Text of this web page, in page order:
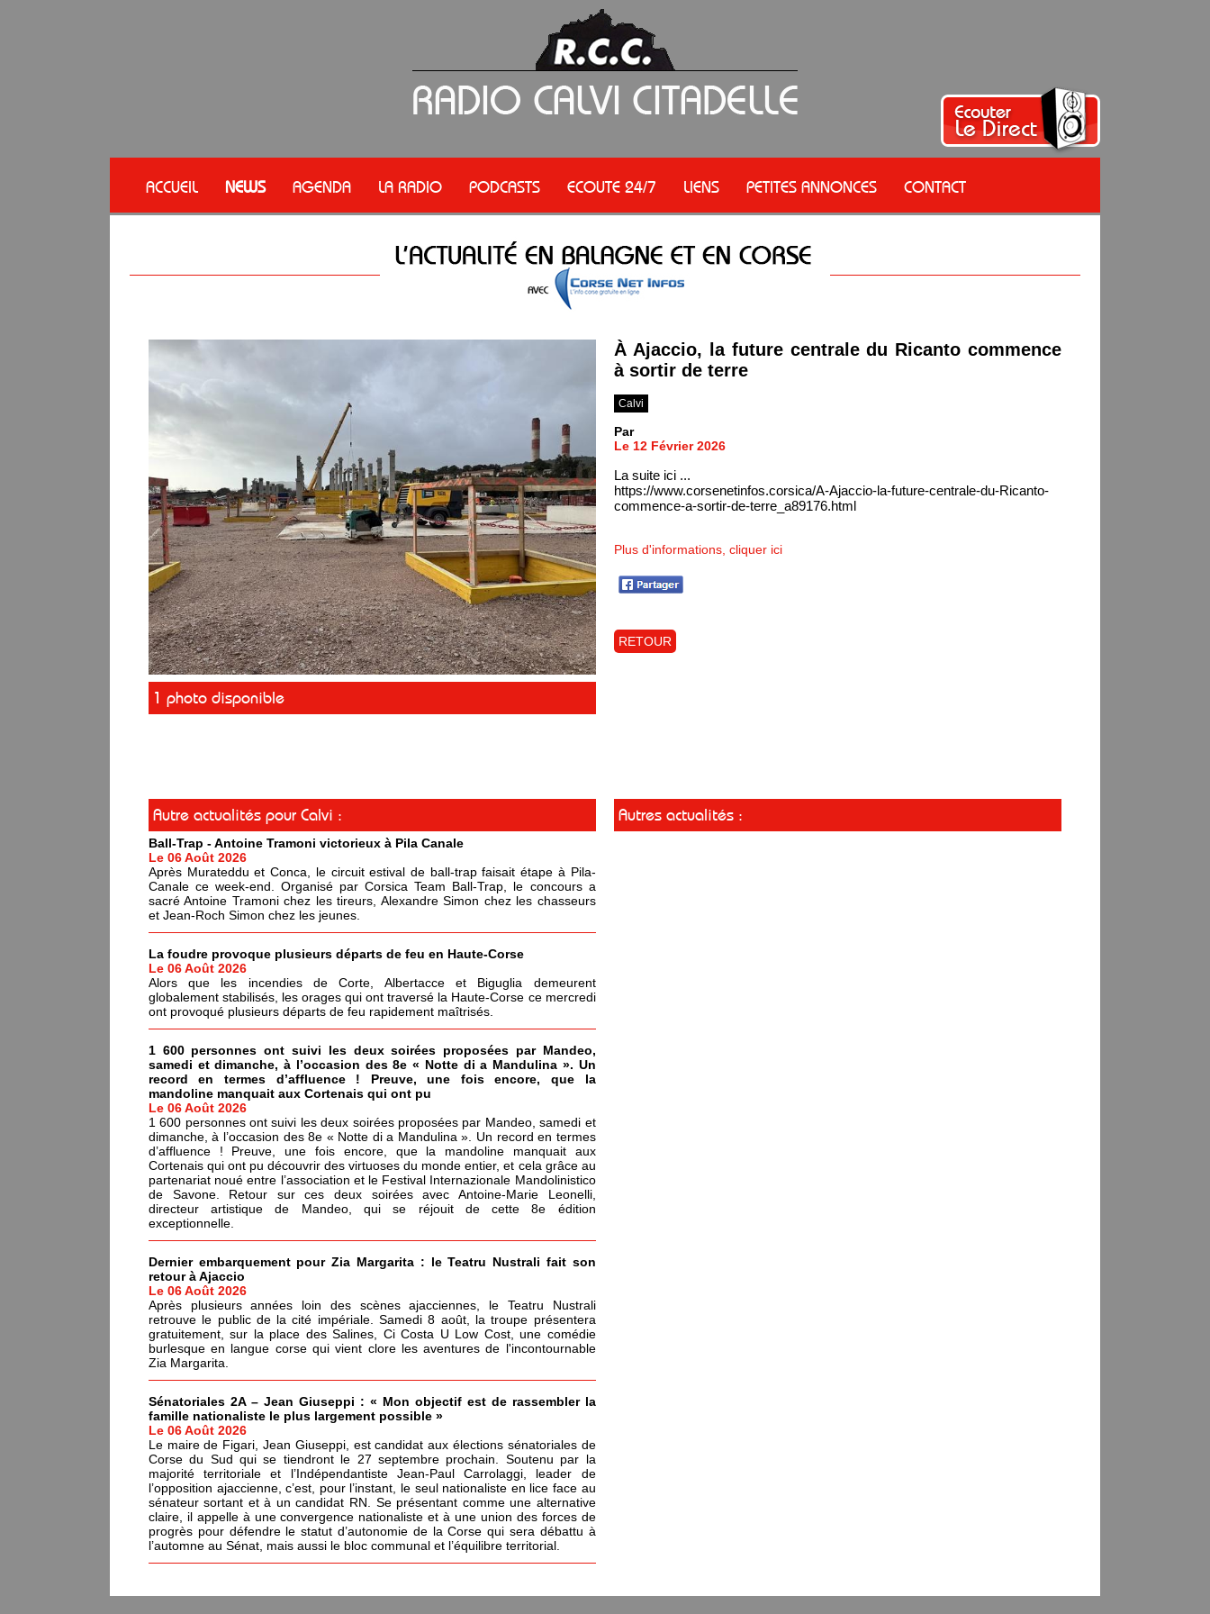
ACCUEIL NEWS AGENDA LA RADIO PODCASTS ECOUTE 24/7 LIENS PETITES ANNONCES CONTACT
1 photo disponible
À Ajaccio, la future centrale du Ricanto commence
à sortir de terre
Calvi
Par
Le 12 Février 2026
La suite ici ...
https://www.corsenetinfos.corsica/A-Ajaccio-la-future-centrale-du-Ricanto-
commence-a-sortir-de-terre_a89176.html
Plus d'informations, cliquer ici
RETOUR
Autre actualités pour Calvi :
Ball-Trap - Antoine Tramoni victorieux à Pila Canale
Le 06 Août 2026
Après Murateddu et Conca, le circuit estival de ball-trap faisait étape à Pila-
Canale ce week-end. Organisé par Corsica Team Ball-Trap, le concours a
sacré Antoine Tramoni chez les tireurs, Alexandre Simon chez les chasseurs
et Jean-Roch Simon chez les jeunes.
La foudre provoque plusieurs départs de feu en Haute-Corse
Le 06 Août 2026
Alors que les incendies de Corte, Albertacce et Biguglia demeurent
globalement stabilisés, les orages qui ont traversé la Haute-Corse ce mercredi
ont provoqué plusieurs départs de feu rapidement maîtrisés.
1 600 personnes ont suivi les deux soirées proposées par Mandeo,
samedi et dimanche, à l’occasion des 8e « Notte di a Mandulina ». Un
record en termes d’affluence ! Preuve, une fois encore, que la
mandoline manquait aux Cortenais qui ont pu
Le 06 Août 2026
1 600 personnes ont suivi les deux soirées proposées par Mandeo, samedi et
dimanche, à l’occasion des 8e « Notte di a Mandulina ». Un record en termes
d’affluence ! Preuve, une fois encore, que la mandoline manquait aux
Cortenais qui ont pu découvrir des virtuoses du monde entier, et cela grâce au
partenariat noué entre l’association et le Festival Internazionale Mandolinistico
de Savone. Retour sur ces deux soirées avec Antoine-Marie Leonelli,
directeur artistique de Mandeo, qui se réjouit de cette 8e édition
exceptionnelle.
Dernier embarquement pour Zia Margarita : le Teatru Nustrali fait son
retour à Ajaccio
Le 06 Août 2026
Après plusieurs années loin des scènes ajacciennes, le Teatru Nustrali
retrouve le public de la cité impériale. Samedi 8 août, la troupe présentera
gratuitement, sur la place des Salines, Ci Costa U Low Cost, une comédie
burlesque en langue corse qui vient clore les aventures de l'incontournable
Zia Margarita.
Sénatoriales 2A – Jean Giuseppi : « Mon objectif est de rassembler la
famille nationaliste le plus largement possible »
Le 06 Août 2026
Le maire de Figari, Jean Giuseppi, est candidat aux élections sénatoriales de
Corse du Sud qui se tiendront le 27 septembre prochain. Soutenu par la
majorité territoriale et l’Indépendantiste Jean-Paul Carrolaggi, leader de
l’opposition ajaccienne, c’est, pour l’instant, le seul nationaliste en lice face au
sénateur sortant et à un candidat RN. Se présentant comme une alternative
claire, il appelle à une convergence nationaliste et à une union des forces de
progrès pour défendre le statut d’autonomie de la Corse qui sera débattu à
l’automne au Sénat, mais aussi le bloc communal et l’équilibre territorial.
Autres actualités :